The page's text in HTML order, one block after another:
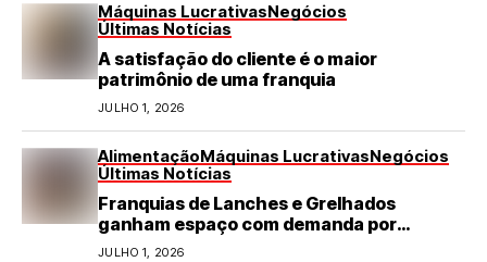
Máquinas LucrativasNegócios
Últimas Notícias
A satisfação do cliente é o maior
patrimônio de uma franquia
JULHO 1, 2026
AlimentaçãoMáquinas LucrativasNegócios
Últimas Notícias
Franquias de Lanches e Grelhados
ganham espaço com demanda por
refeições rápidas e de qualidade
JULHO 1, 2026